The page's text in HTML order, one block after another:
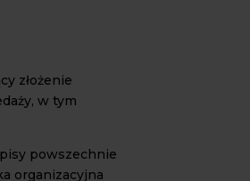
złożenie
w tym
powszechnie
organizacyjna